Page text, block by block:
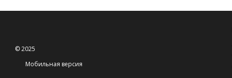
© 2025
Мобильная версия